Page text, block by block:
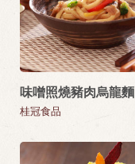
味噌照燒豬肉烏龍麵
桂冠食品